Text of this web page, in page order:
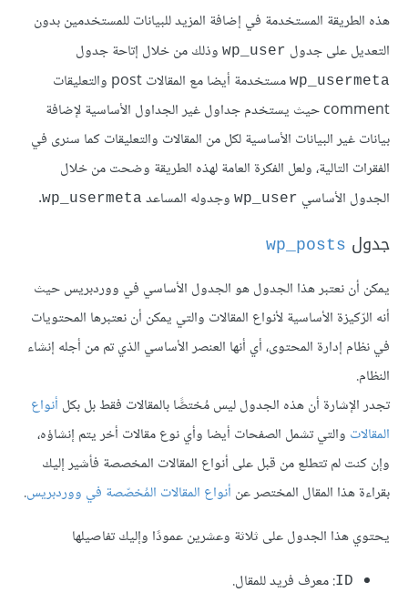
هذه الطريقة المستخدمة في إضافة المزيد للبيانات للمستخدمين بدون
التعديل على جدول wp_user وذلك من خلال إتاحة جدول
wp_usermeta
مستخدمة أيضا مع المقالات post والتعليقات
comment حيث يستخدم جداول غير الجداول الأساسية لإضافة
بيانات غير البيانات الأساسية لكل من المقالات والتعليقات كما سنرى في
الفقرات التالية، ولعل الفكرة العامة لهذه الطريقة وضحت من خلال
الجدول الأساسي wp_user وجدوله المساعد wp_usermeta
.
جدول wp_posts
يمكن أن نعتبر هذا الجدول هو الجدول الأساسي في ووردبريس حيث
أنه الرّكيزة الأساسية لأنواع المقالات والتي يمكن أن نعتبرها المحتويات
في نظام إدارة المحتوى، أي أنها العنصر الأساسي الذي تم من أجله إنشاء
النظام.
تجدر الإشارة أن هذه الجدول ليس مُختصًّا بالمقالات فقط بل بكل أنواع
المقالات والتي تشمل الصفحات أيضا وأي نوع مقالات أخر يتم إنشاؤه،
وإن كنت لم تتطلع من قبل على أنواع المقالات المخصصة فأشير إليك
بقراءة هذا المقال المختصر عن أنواع المقالات المُخصّصة في ووردبريس.
يحتوي هذا الجدول على ثلاثة وعشرين عمودًا وإليك تفاصيلها
ID: معرف فريد للمقال.